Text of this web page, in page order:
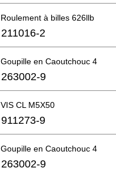
Roulement à billes 626llb
211016-2
Goupille en Caoutchouc 4
263002-9
VIS CL M5X50
911273-9
Goupille en Caoutchouc 4
263002-9